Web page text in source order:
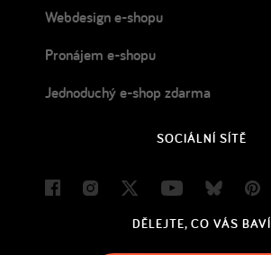
Webdesign e-shopu
Pronájem e-shopu
Jednoduchý e-shop zdarma
SOCIÁLNÍ SÍTĚ
FacebookInstagram
Twitter YoutubeBluesky
DĚLEJTE, CO VÁS BAVÍ